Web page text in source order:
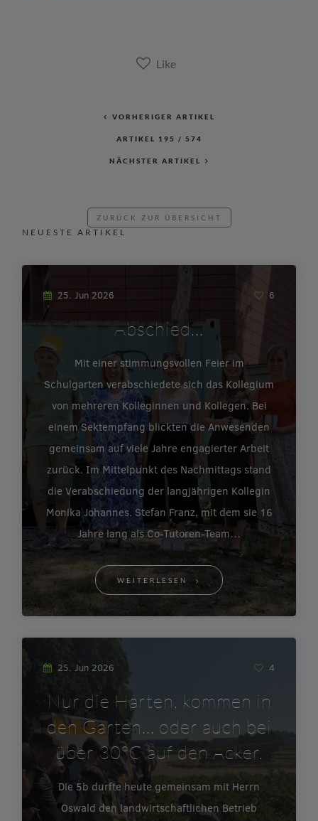
VORHERIGER ARTIKEL
ARTIKEL 195 / 574
NÄCHSTER ARTIKEL
ZURÜCK ZUR ÜBERSICHT
NEUESTE ARTIKEL
25. Jun 2026 6
Abschied…
Mit einer stimmungsvollen Feier im
Schulgarten verabschiedete sich das Kollegium
von mehreren Kolleginnen und Kollegen. Bei
einem Sektempfang blickten die Anwesenden
gemeinsam auf viele Jahre engagierter Arbeit
zurück. Im Mittelpunkt des Nachmittags stand
die Verabschiedung der langjährigen Kollegin
Monika Johannes. Stefan Franz, mit dem sie 16
Jahre lang als Co-Tutoren-Team…
WEITERLESEN
25. Jun 2026 4
Nur die Harten, kommen in
den Garten… oder auch bei
über 30°C auf den Acker.
Die 5b durfte heute gemeinsam mit Herrn
Oswald den landwirtschaftlichen Betrieb